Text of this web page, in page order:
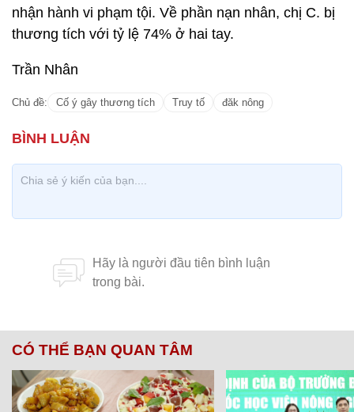
nhận hành vi phạm tội. Về phần nạn nhân, chị C. bị
thương tích với tỷ lệ 74% ở hai tay.
Trần Nhân
Chủ đề: Cố ý gây thương tích Truy tố đăk nông
CÓ THỂ BẠN QUAN TÂM